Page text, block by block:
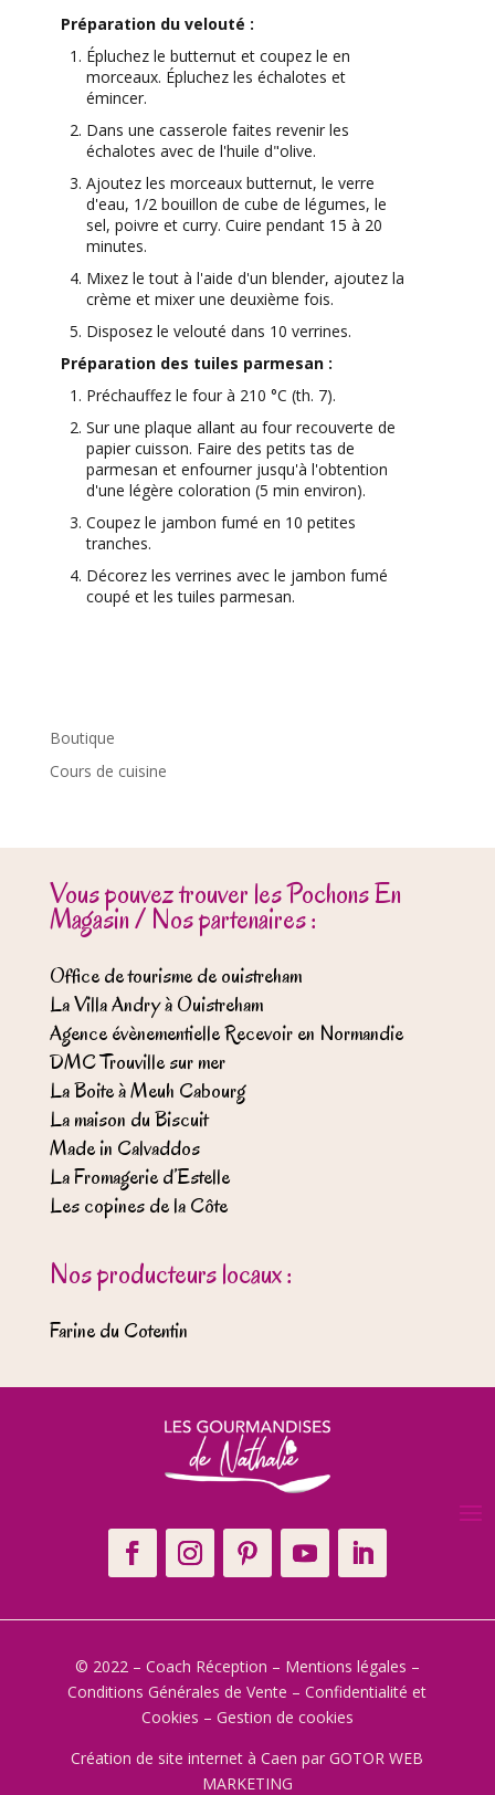
Préparation du velouté :
Épluchez le butternut et coupez le en
morceaux. Épluchez les échalotes et
émincer.
Dans une casserole faites revenir les
échalotes avec de l'huile d"olive.
Ajoutez les morceaux butternut, le verre
d'eau, 1/2 bouillon de cube de légumes, le
sel, poivre et curry. Cuire pendant 15 à 20
minutes.
Mixez le tout à l'aide d'un blender, ajoutez la
crème et mixer une deuxième fois.
Disposez le velouté dans 10 verrines.
Préparation des tuiles parmesan :
Préchauffez le four à 210 °C (th. 7).
Sur une plaque allant au four recouverte de
papier cuisson. Faire des petits tas de
parmesan et enfourner jusqu'à l'obtention
d'une légère coloration (5 min environ).
Coupez le jambon fumé en 10 petites
tranches.
Décorez les verrines avec le jambon fumé
coupé et les tuiles parmesan.
Boutique
Cours de cuisine
Vous pouvez trouver les Pochons En
Magasin / Nos partenaires :
Office de tourisme de ouistreham
La Villa Andry à Ouistreham
Agence évènementielle Recevoir en Normandie
DMC Trouville sur mer
La Boite à Meuh Cabourg
La maison du Biscuit
Made in Calvaddos
La Fromagerie d’Estelle
Les copines de la Côte
Nos producteurs locaux :
Farine du Cotentin
© 2022 – Coach Réception – Mentions légales –
Conditions Générales de Vente –Confidentialité et
Cookies – Gestion de cookies
Création de site internet à Caen par GOTOR WEB
MARKETING